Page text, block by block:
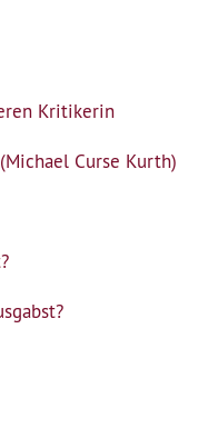
Kritikerin
Curse Kurth)